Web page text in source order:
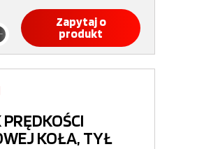
Zapytaj o
produkt
KOŁA, TYŁ